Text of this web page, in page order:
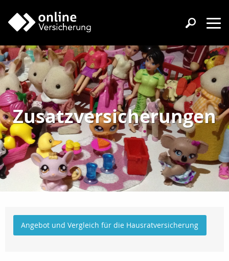
Zusatzversicherungen
Angebot und Vergleich für die Hausratversicherung